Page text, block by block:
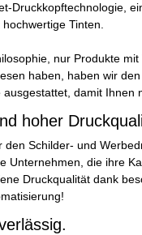
Druckkopftechnologie,
Tinten.
nur Produkte
haben, haben wir
damit Ihnen
hoher
Schilder- und
Unternehmen, die ihre
Druckqualität dank